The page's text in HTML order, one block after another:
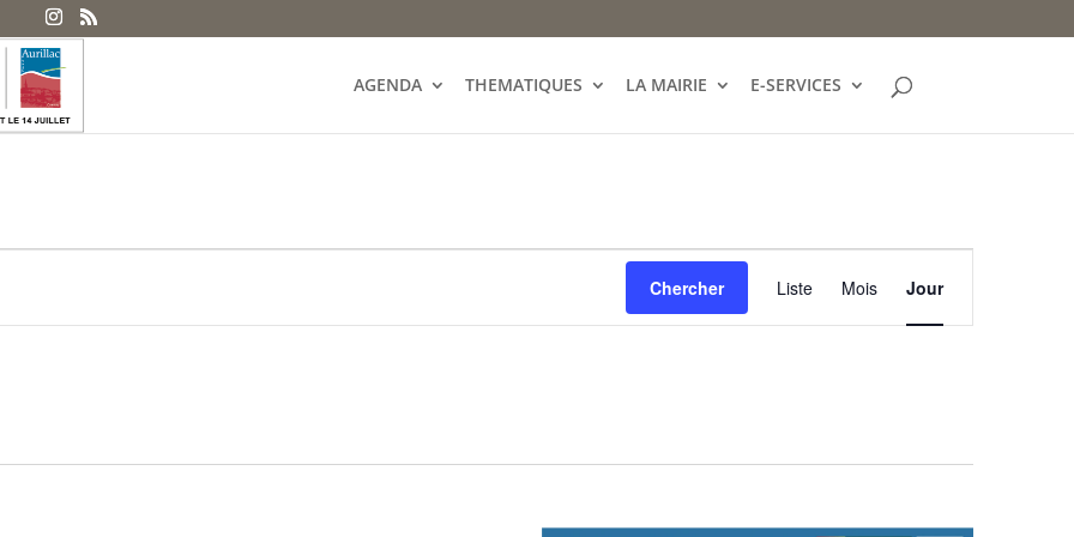
AGENDA THEMATIQUES LA MAIRIE E-SERVICES
Chercher
Navigation
de
vues
Liste Mois Jour